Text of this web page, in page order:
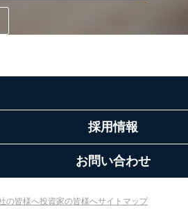
採用情報
お問い合わせ
の皆様へ投資家の皆様へサイトマップ